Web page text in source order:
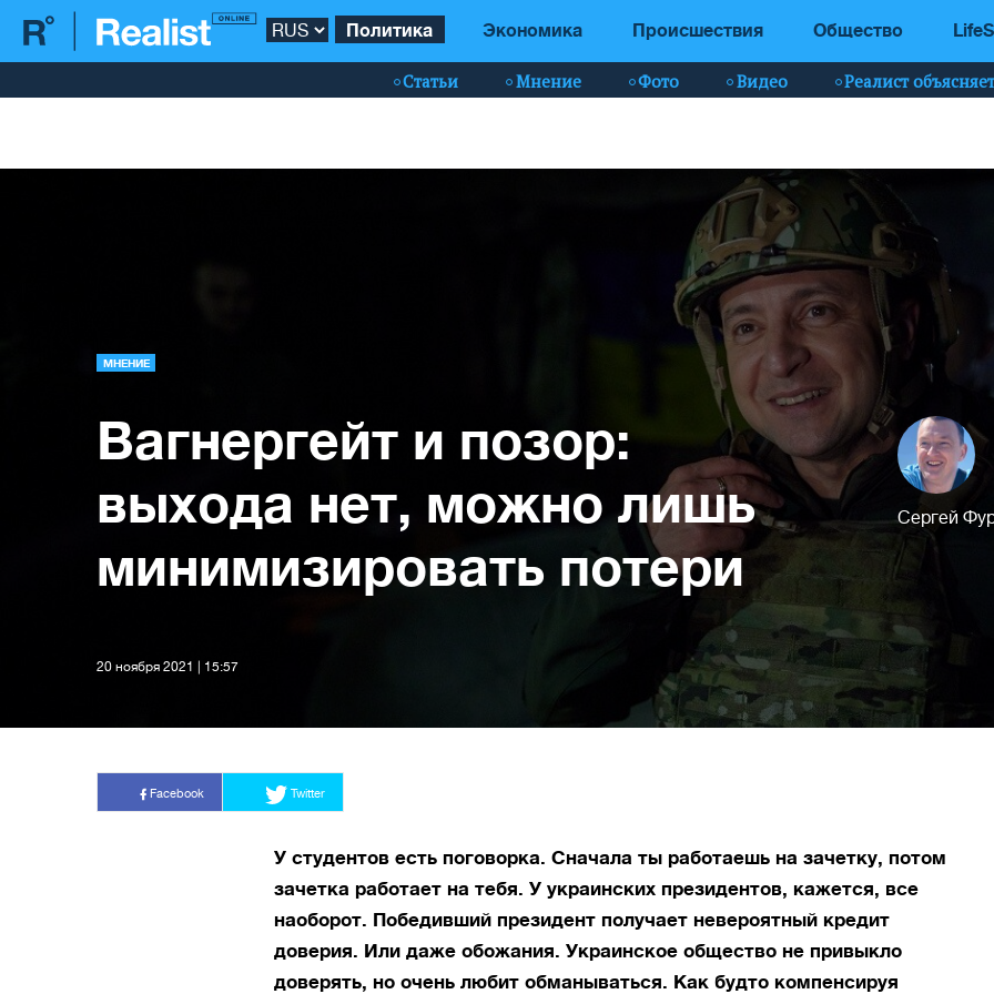
Политика Экономика Происшествия Общество
Статьи Мнение Фото Видео Реалист
МНЕНИЕ
Вагнергейт и позор:
выхода нет, можно лишь
минимизировать потери
Сергей
20 ноября 2021 | 15:57
Facebook Twitter
У студентов есть поговорка. Сначала ты работаешь на зачетку, потом
зачетка работает на тебя. У украинских президентов, кажется, все
наоборот. Победивший президент получает невероятный кредит
доверия. Или даже обожания. Украинское общество не привыкло
доверять, но очень любит обманываться. Как будто компенсируя